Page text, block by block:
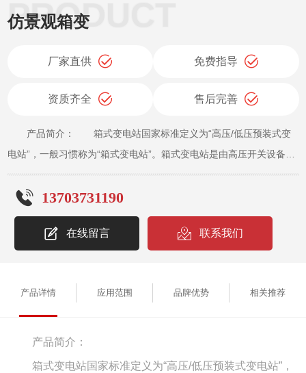
仿景观箱变
厂家直供 免费指导
资质齐全 售后完善
产品简介： 箱式变电站国家标准定义为“高压/低压预装式变
电站”，一般习惯称为“箱式变电站”。箱式变电站是由高压开关设备、
其比土建变电站使用灵活方便、体积小、占地少、造价低、施工快、
可靠性高、美观等一系列优点，被广泛用于城网改造，以及高层楼
寓、住宅小区、工业园区、商业中心、空港、车站码头、学校、厂矿
4、日温差小于25C; 5、户外风速不超过35m/s ; 6、地面倾斜
度不大于3°;主要技术参数：结构与安装尺寸：
13703731190
在线留言 联系我们
产品详情 应用范围 品牌优势 相关推荐
产品简介：
箱式变电站国家标准定义为“高压/低压预装式变电站”，